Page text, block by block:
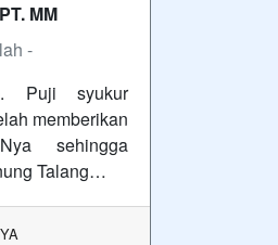
MM
-
Puji syukur
memberikan
sehingga
Talang…